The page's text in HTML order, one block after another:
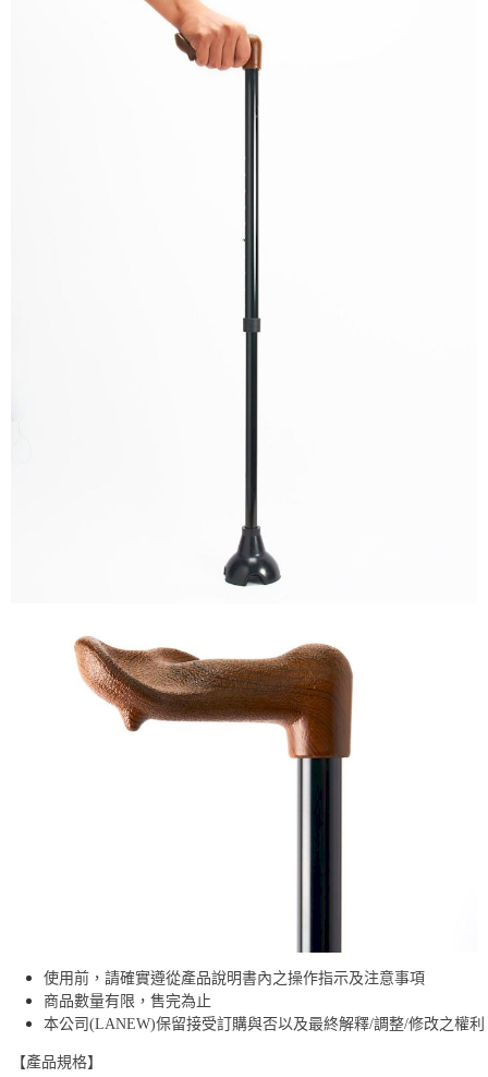
使用前，請確實遵從產品說明書內之操作指示及注意事項
商品數量有限，售完為止
本公司(LANEW)保留接受訂購與否以及最終解釋/調整/修改之權利
【產品規格】